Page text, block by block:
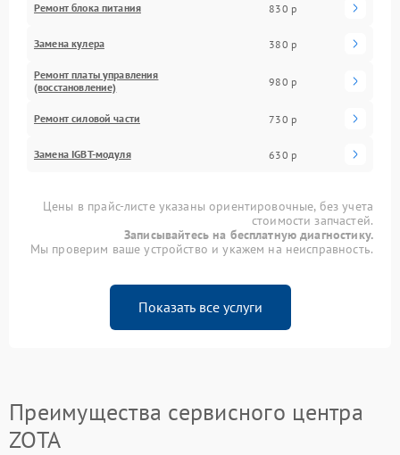
Ремонт блока питания 830 р
Замена кулера 380 р
Ремонт платы управления
(восстановление)
980 р
Ремонт силовой части 730 р
Замена IGBT-модуля 630 р
Цены в прайс-листе указаны ориентировочные, без учета
стоимости запчастей.
Записывайтесь на бесплатную диагностику.
Мы проверим ваше устройство и укажем на неисправность.
Показать все услуги
Преимущества сервисного центра
ZOTA